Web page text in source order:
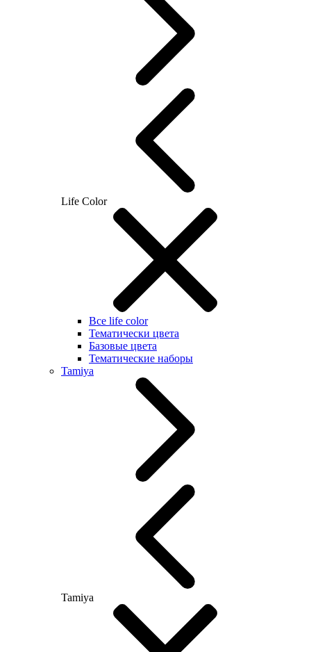
Life Color
Все life color
Тематически цвета
Базовые цвета
Тематические наборы
Tamiya
Tamiya